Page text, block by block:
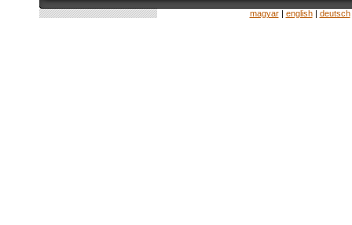
magyar| english| deutsch